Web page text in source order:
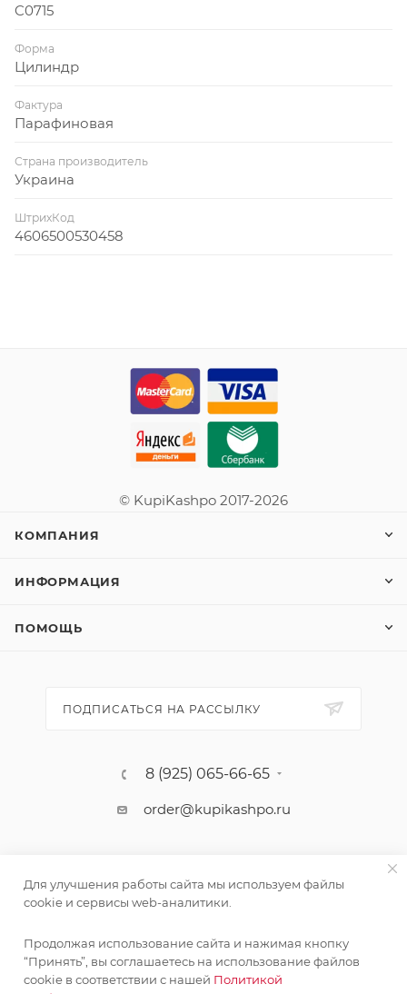
C0715
Форма
Цилиндр
Фактура
Парафиновая
Страна производитель
Украина
ШтрихКод
4606500530458
© KupiKashpo 2017-2026
КОМПАНИЯ
ИНФОРМАЦИЯ
ПОМОЩЬ
ПОДПИСАТЬСЯ НА РАССЫЛКУ
8 (925) 065-66-65
order@kupikashpo.ru
©КупиКашпо 2017-2026
Для улучшения работы сайта мы используем файлы
cookie и сервисы web-аналитики.
Продолжая использование сайта и нажимая кнопку
“Принять”, вы соглашаетесь на использование файлов
cookie в соответствии с нашей Политикой